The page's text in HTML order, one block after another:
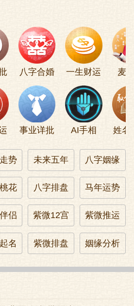
上就没得做了。李皇后
话，那么我愿意拿出宫中
分发给将士们。
什么对他这个抢来的老婆
了，这么好的老婆，上哪
了她的吩咐，果然赢得
军将士的爱戴。
山肯定会更加稳固，可是
姓倒霉，刘知远只做了
，李皇后生的儿子刘承祐
承祐不知怎么搞的，整
登基，就重用历史第一
果把后汉祸害得乌烟瘴
能是受天下所有的邪恶
八字合婚 一生财运 麦
事业详批 AI手相 姓名
势 未来五年 八字姻缘
花 八字排盘 马年运势
侣 紫微12宫 紫微推运
名 紫微排盘 姻缘分析